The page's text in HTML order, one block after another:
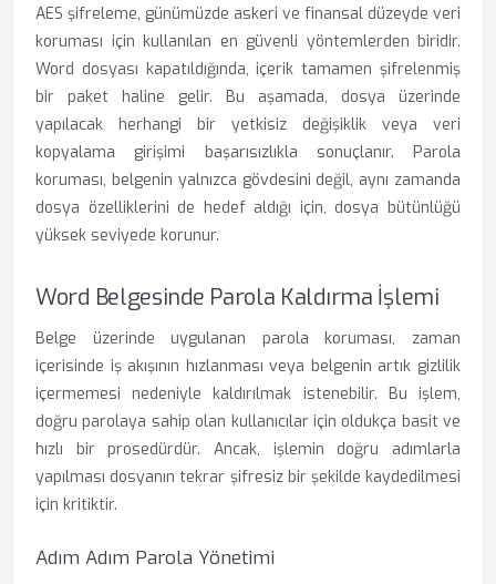
AES şifreleme, günümüzde askeri ve finansal düzeyde veri
koruması için kullanılan en güvenli yöntemlerden biridir.
Word dosyası kapatıldığında, içerik tamamen şifrelenmiş
bir paket haline gelir. Bu aşamada, dosya üzerinde
yapılacak herhangi bir yetkisiz değişiklik veya veri
kopyalama girişimi başarısızlıkla sonuçlanır. Parola
koruması, belgenin yalnızca gövdesini değil, aynı zamanda
dosya özelliklerini de hedef aldığı için, dosya bütünlüğü
yüksek seviyede korunur.
Word Belgesinde Parola Kaldırma İşlemi
Belge üzerinde uygulanan parola koruması, zaman
içerisinde iş akışının hızlanması veya belgenin artık gizlilik
içermemesi nedeniyle kaldırılmak istenebilir. Bu işlem,
doğru parolaya sahip olan kullanıcılar için oldukça basit ve
hızlı bir prosedürdür. Ancak, işlemin doğru adımlarla
yapılması dosyanın tekrar şifresiz bir şekilde kaydedilmesi
için kritiktir.
Adım Adım Parola Yönetimi